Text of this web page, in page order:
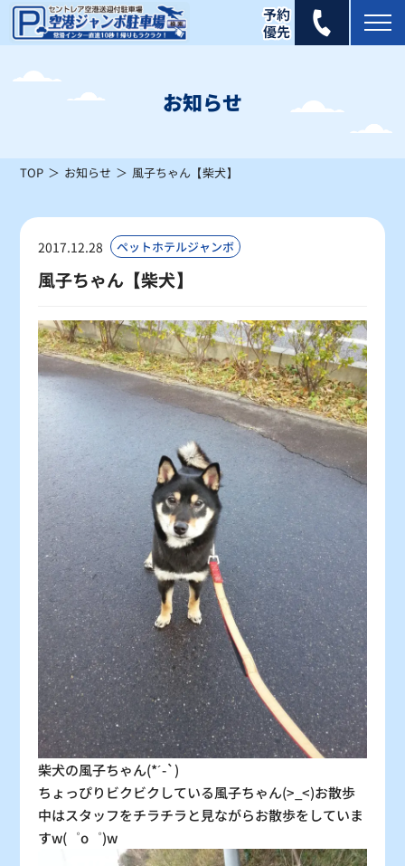
2026年 8月
日
1
×
2 3 4 5
△
10
△
11
×
12
×
13
△ △ 〇 〇 〇 〇 〇
23
〇
24
〇
25
〇
26
〇
27
〇
28
〇
29
〇
〇
31
〇
：シーズン料金 〇 ：空車
：残り僅か ×：満車
お知らせ
TOP お知らせ 風子ちゃん【柴犬】
2017.12.28 ペットホテルジャンボ
風子ちゃん【柴犬】
柴犬の風子ちゃん(*´-`)
ちょっぴりビクビクしている風子ちゃん(>_<)お散歩
中はスタッフをチラチラと見ながらお散歩をしていま
すw(゜o゜)w